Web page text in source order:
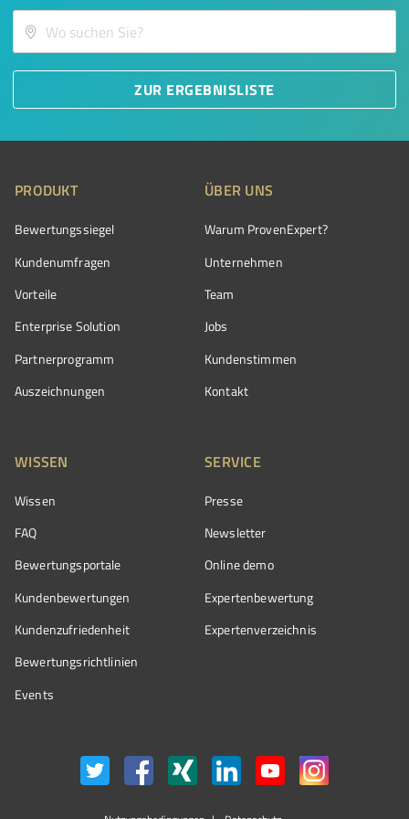
ZUR ERGEBNISLISTE
PRODUKT
Bewertungssiegel
Kundenumfragen
Vorteile
Enterprise Solution
Partnerprogramm
Auszeichnungen
ÜBER UNS
Warum ProvenExpert?
Unternehmen
Team
Jobs
Kundenstimmen
Kontakt
WISSEN
Wissen
FAQ
Bewertungsportale
Kundenbewertungen
Kundenzufriedenheit
Bewertungs­richtlinien
Events
SERVICE
Presse
Newsletter
Online demo
Expertenbewertung
Expertenverzeichnis